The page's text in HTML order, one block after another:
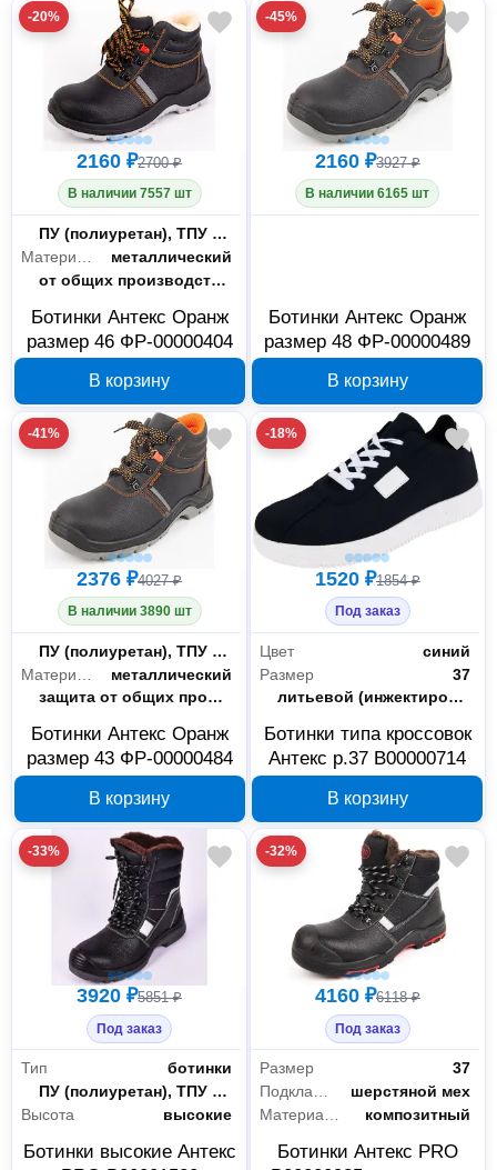
-20%
2160 ₽2700 ₽
В наличии 7557 шт
Материал подошвы
ПУ (полиуретан), ТПУ (термопластичный полиуретан)
металлический
Защитные свойства
от общих производственных загрязнений, от пониженных температур , от скольжения по зажиренным поверхностям, защита в носочной части от ударов, от проколов
Ботинки Антекс Оранж
размер 46 ФР-00000404
В корзину
-45%
2160 ₽3927 ₽
В наличии 6165 шт
Ботинки Антекс Оранж
размер 48 ФР-00000489
В корзину
-41%
2376 ₽4027 ₽
В наличии 3890 шт
Материал подошвы
ПУ (полиуретан), ТПУ (термопластичный полиуретан)
металлический
Защитные свойства
защита от общих производственных загрязнений, от ударов и проколов
Ботинки Антекс Оранж
размер 43 ФР-00000484
В корзину
-18%
1520 ₽1854 ₽
Под заказ
Цвет
синий
Размер
37
Метод крепления
литьевой (инжектирование)
Ботинки типа кроссовок
Антекс р.37 В00000714
В корзину
-33%
3920 ₽5851 ₽
Под заказ
Тип
ботинки
Материал подошвы
ПУ (полиуретан), ТПУ (термопластичный полиуретан)
Высота
высокие
Ботинки высокие Антекс
-32%
4160 ₽6118 ₽
Под заказ
Размер
37
Подкладка
шерстяной мех
композитный
Ботинки Антекс PRO